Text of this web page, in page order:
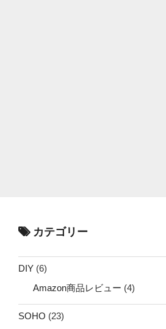
カテゴリー
DIY (6)
Amazon商品レビュー (4)
SOHO (23)